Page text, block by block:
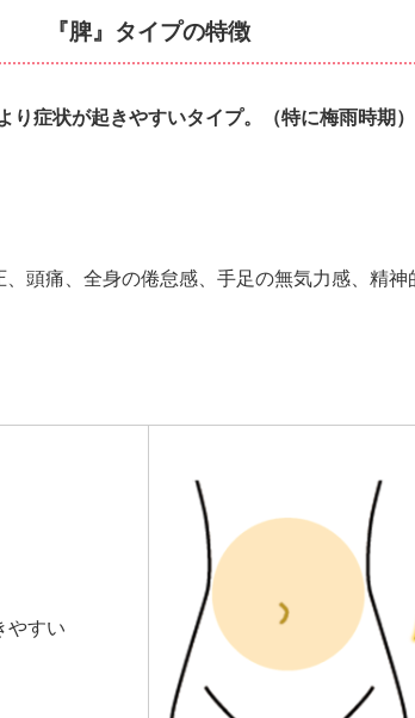
『脾』タイプの特徴
り症状が起きやすいタイプ。（特に梅雨時期）
頭痛、全身の倦怠感、手足の無気力感、精神
やすい